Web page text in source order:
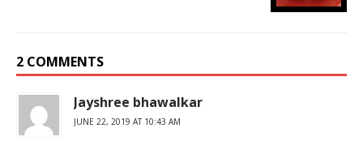
2 COMMENTS
Jayshree bhawalkar
JUNE 22, 2019 AT 10:43 AM